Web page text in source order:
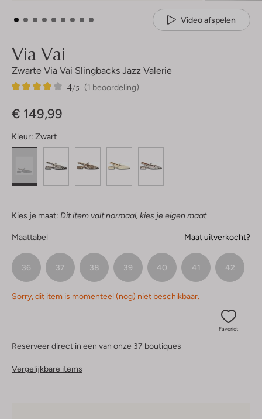
Video afspelen
Via Vai
Zwarte Via Vai Slingbacks Jazz Valerie
(1 beoordeling)
4/5
1
4
€ 149,99
Kleur: Zwart
Kies je maat: Dit item valt normaal, kies je eigen maat
Maattabel Maat uitverkocht?
36 37 38 39 40 41 42
Sorry, dit item is momenteel (nog) niet beschikbaar.
Favoriet
Reserveer direct in een van onze 37 boutiques
Vergelijkbare items